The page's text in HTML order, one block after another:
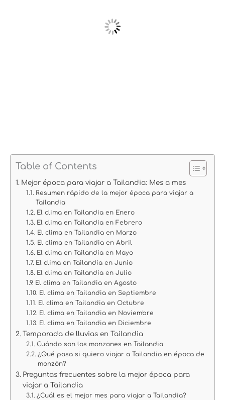
Table of Contents
Mejor época para viajar a Tailandia: Mes a mes
Resumen rápido de la mejor época para viajar a
Tailandia
El clima en Tailandia en Enero
El clima en Tailandia en Febrero
El clima en Tailandia en Marzo
El clima en Tailandia en Abril
El clima en Tailandia en Mayo
El clima en Tailandia en Junio
El clima en Tailandia en Julio
El clima en Tailandia en Agosto
El clima en Tailandia en Septiembre
El clima en Tailandia en Octubre
El clima en Tailandia en Noviembre
El clima en Tailandia en Diciembre
Temporada de lluvias en Tailandia
Cuándo son los monzones en Tailandia
¿Qué pasa si quiero viajar a Tailandia en época de
monzón?
Preguntas frecuentes sobre la mejor época para
viajar a Tailandia
¿Cuál es el mejor mes para viajar a Tailandia?